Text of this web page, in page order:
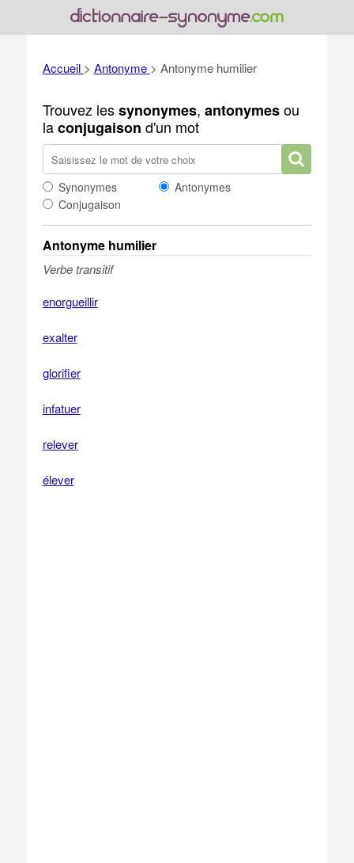
Accueil > Antonyme > Antonyme humilier
Trouvez lessynonymes, antonymesou
laconjugaison d'un mot
Synonymes
Antonymes
Conjugaison
Antonyme humilier
Verbe transitif
enorgueillir
exalter
glorifier
infatuer
relever
élever